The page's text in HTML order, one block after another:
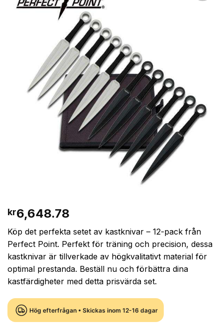
kr6,648.78
Köp det perfekta setet av kastknivar – 12-pack från
Perfect Point. Perfekt för träning och precision, dessa
kastknivar är tillverkade av högkvalitativt material för
optimal prestanda. Beställ nu och förbättra dina
kastfärdigheter med detta prisvärda set.
Hög efterfrågan • Skickas inom 12-16 dagar